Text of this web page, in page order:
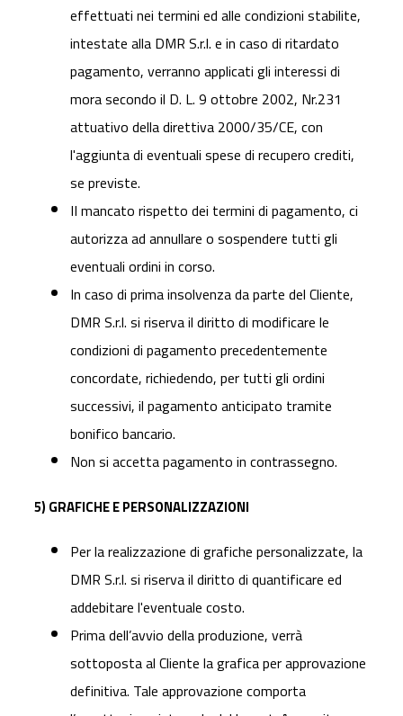
effettuati nei termini ed alle condizioni stabilite,
intestate alla DMR S.r.l. e in caso di ritardato
pagamento, verranno applicati gli interessi di
mora secondo il D. L. 9 ottobre 2002, Nr.231
attuativo della direttiva 2000/35/CE, con
l'aggiunta di eventuali spese di recupero crediti,
se previste.
II mancato rispetto dei termini di pagamento, ci
autorizza ad annullare o sospendere tutti gli
eventuali ordini in corso.
In caso di prima insolvenza da parte del Cliente,
DMR S.r.l. si riserva il diritto di modificare le
condizioni di pagamento precedentemente
concordate, richiedendo, per tutti gli ordini
successivi, il pagamento anticipato tramite
bonifico bancario.
Non si accetta pagamento in contrassegno.
5) GRAFICHE E PERSONALIZZAZIONI
Per la realizzazione di grafiche personalizzate, la
DMR S.r.l. si riserva il diritto di quantificare ed
addebitare l'eventuale costo.
Prima dell’avvio della produzione, verrà
sottoposta al Cliente la grafica per approvazione
definitiva. Tale approvazione comporta